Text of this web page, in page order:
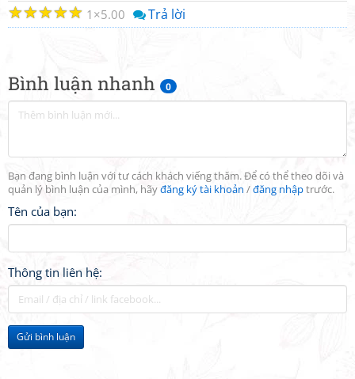
Bình luận nhanh 0
Bạn đang bình luận với tư cách khách viếng thăm. Để có thể theo dõi và
quản lý bình luận của mình, hãyđăng ký tài khoản /đăng nhậptrước.
Tên của bạn:
Thông tin liên hệ:
Gửi bình luận
☆
☆
☆
☆
☆ 1 5.00 Trả lời